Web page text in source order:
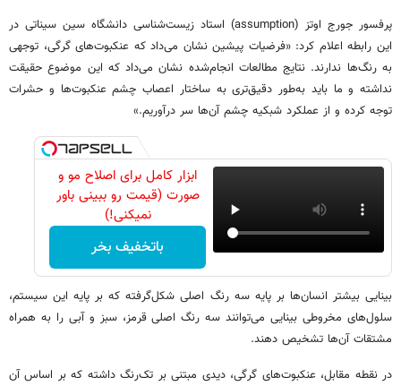
پرفسور جورج اوتز (assumption) استاد زیست‌شناسی دانشگاه سین سیناتی در
این رابطه اعلام کرد: «فرضیات پیشین نشان می‌داد که عنکبوت‌های گرگی، توجهی
به رنگ‌ها ندارند. نتایج مطالعات انجام‌شده نشان می‌داد که این موضوع حقیقت
نداشته و ما باید به‌طور دقیق‌تری به ساختار اعصاب چشم عنکبوت‌ها و حشرات
توجه کرده و از عملکرد شبکیه چشم آن‌ها سر درآوریم.»
ابزار کامل برای اصلاح مو و
صورت (قیمت رو ببینی باور
نمیکنی!)
باتخفیف بخر
بینایی بیشتر انسان‌ها بر پایه سه رنگ اصلی شکل‌گرفته که بر پایه این سیستم،
سلول‌های مخروطی بینایی می‌توانند سه رنگ اصلی قرمز، سبز و آبی را به همراه
مشتقات آن‌ها تشخیص دهند.
در نقطه مقابل، عنکبوت‌های گرگی، دیدی مبتنی بر تک‌رنگ داشته که بر اساس آن